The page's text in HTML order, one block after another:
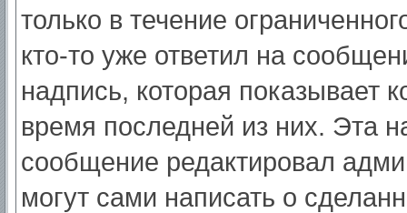
только в течение
кто-то уже ответил на
надпись, которая показывает
время последней из них. Эта
сообщение редактировал
могут сами написать о